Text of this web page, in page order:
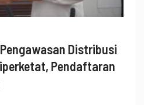
Distribusi
Pendaftaran